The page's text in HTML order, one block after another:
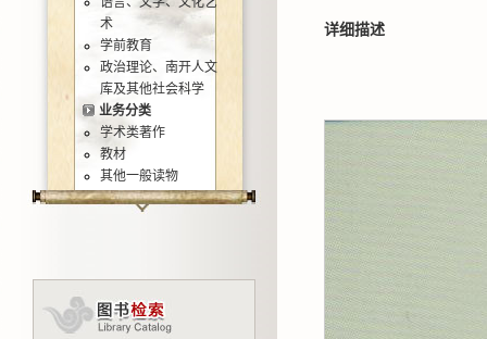
术
学前教育
政治理论、南开人文
库及其他社会科学
业务分类
学术类著作
教材
其他一般读物
详细描述